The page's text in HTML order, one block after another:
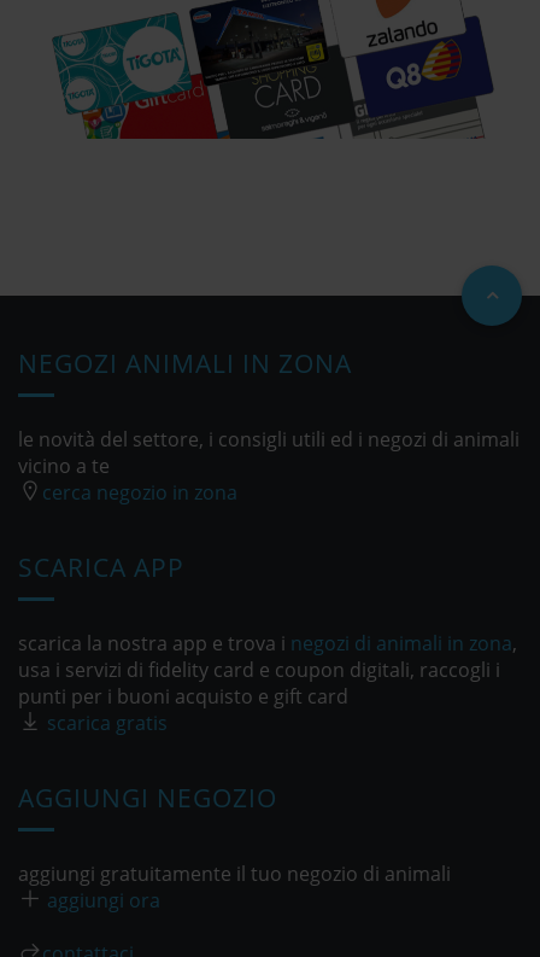
NEGOZI ANIMALI IN ZONA
le novità del settore, i consigli utili ed i negozi di animali
vicino a te
cerca negozio in zona
SCARICA APP
scarica la nostra app e trova i negozi di animali in zona,
usa i servizi di fidelity card e coupon digitali, raccogli i
punti per i buoni acquisto e gift card
scarica gratis
AGGIUNGI NEGOZIO
aggiungi gratuitamente il tuo negozio di animali
aggiungi ora